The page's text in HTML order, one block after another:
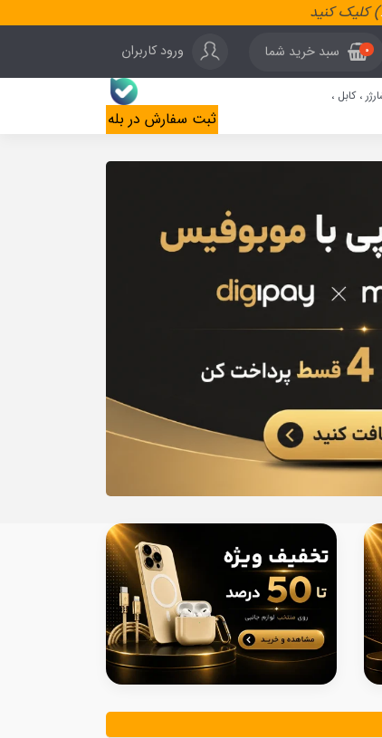
) کلیک کنید
0 سبد خرید شما ورود کاربران
، کابل ،
ثبت سفارش در بله